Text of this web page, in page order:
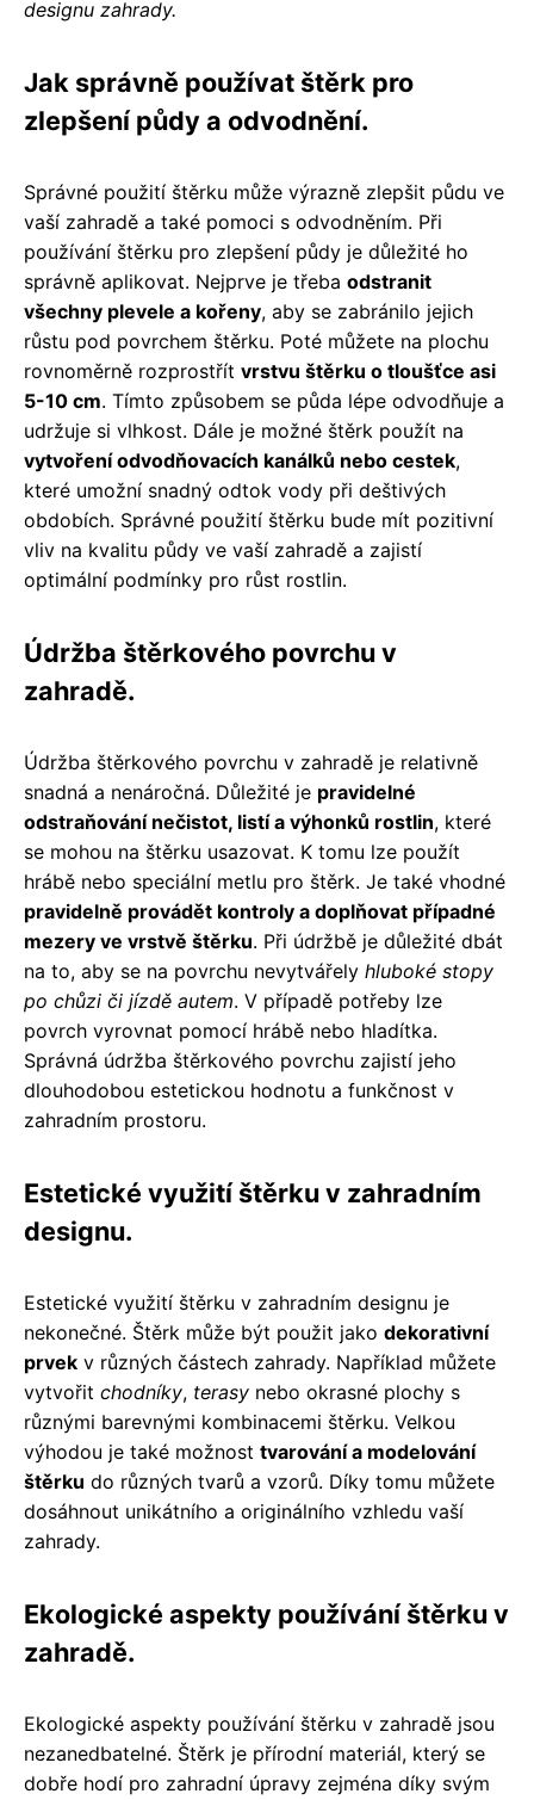
designu zahrady.
Jak správně používat štěrk pro
zlepšení půdy a odvodnění.
Správné použití štěrku může výrazně zlepšit půdu ve
vaší zahradě a také pomoci s odvodněním. Při
používání štěrku pro zlepšení půdy je důležité ho
správně aplikovat. Nejprve je třeba odstranit
všechny plevele a kořeny, aby se zabránilo jejich
růstu pod povrchem štěrku. Poté můžete na plochu
rovnoměrně rozprostřít vrstvu štěrku o tloušťce asi
5-10 cm. Tímto způsobem se půda lépe odvodňuje a
udržuje si vlhkost. Dále je možné štěrk použít na
vytvoření odvodňovacích kanálků nebo cestek,
které umožní snadný odtok vody při deštivých
obdobích. Správné použití štěrku bude mít pozitivní
vliv na kvalitu půdy ve vaší zahradě a zajistí
optimální podmínky pro růst rostlin.
Údržba štěrkového povrchu v
zahradě.
Údržba štěrkového povrchu v zahradě je relativně
snadná a nenáročná. Důležité je pravidelné
odstraňování nečistot, listí a výhonků rostlin, které
se mohou na štěrku usazovat. K tomu lze použít
hrábě nebo speciální metlu pro štěrk. Je také vhodné
pravidelně provádět kontroly a doplňovat případné
mezery ve vrstvě štěrku. Při údržbě je důležité dbát
na to, aby se na povrchu nevytvářely hluboké stopy
po chůzi či jízdě autem. V případě potřeby lze
povrch vyrovnat pomocí hrábě nebo hladítka.
Správná údržba štěrkového povrchu zajistí jeho
dlouhodobou estetickou hodnotu a funkčnost v
zahradním prostoru.
Estetické využití štěrku v zahradním
designu.
Estetické využití štěrku v zahradním designu je
nekonečné. Štěrk může být použit jako dekorativní
prvek v různých částech zahrady. Například můžete
vytvořit chodníky, terasy nebo okrasné plochy s
různými barevnými kombinacemi štěrku. Velkou
výhodou je také možnost tvarování a modelování
štěrku do různých tvarů a vzorů. Díky tomu můžete
dosáhnout unikátního a originálního vzhledu vaší
zahrady.
Ekologické aspekty používání štěrku v
zahradě.
Ekologické aspekty používání štěrku v zahradě jsou
nezanedbatelné. Štěrk je přírodní materiál, který se
dobře hodí pro zahradní úpravy zejména díky svým